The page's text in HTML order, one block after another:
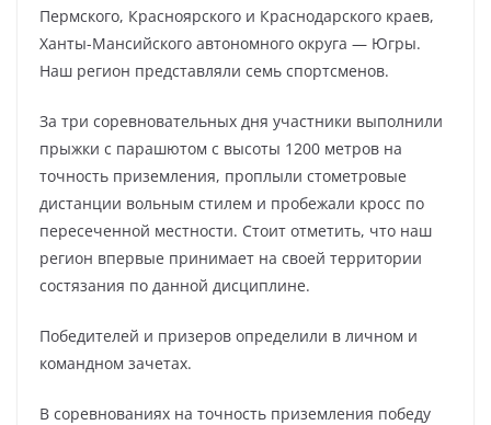
Пермского, Красноярского и Краснодарского краев,
Ханты-Мансийского автономного округа — Югры.
Наш регион представляли семь спортсменов.
За три соревновательных дня участники выполнили
прыжки с парашютом с высоты 1200 метров на
точность приземления, проплыли стометровые
дистанции вольным стилем и пробежали кросс по
пересеченной местности. Стоит отметить, что наш
регион впервые принимает на своей территории
состязания по данной дисциплине.
Победителей и призеров определили в личном и
командном зачетах.
В соревнованиях на точность приземления победу